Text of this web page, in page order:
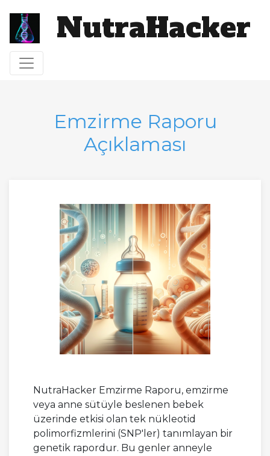
NutraHacker
Toggle navigation
Emzirme Raporu
Açıklaması
NutraHacker Emzirme Raporu, emzirme
veya anne sütüyle beslenen bebek
üzerinde etkisi olan tek nükleotid
polimorfizmlerini (SNP'ler) tanımlayan bir
genetik rapordur. Bu genler anneyle